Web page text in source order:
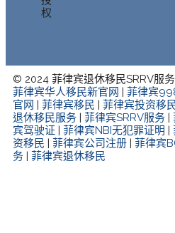
权
© 2024 菲律宾退休移民SRRV服
菲律宾华人移民新官网
菲律宾
官网
菲律宾移民 菲律宾投资移
退休移民服务
菲律宾SRRV服务
宾驾驶证
菲律宾NBI无犯罪证明
资移民
菲律宾公司注册 菲律宾
务
菲律宾退休移民